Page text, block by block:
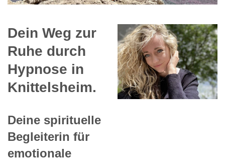
Dein Weg zur
Ruhe durch
Hypnose in
Knittelsheim.
Deine spirituelle
Begleiterin für
emotionale